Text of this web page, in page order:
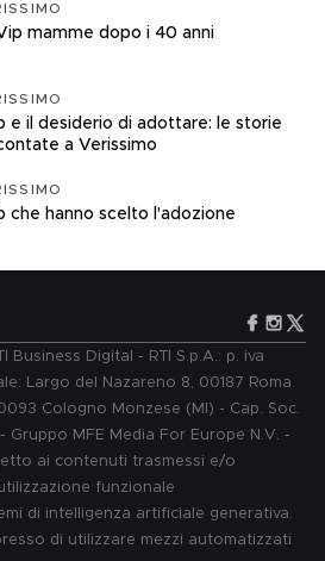
mamme dopo i 40 anni
e il desiderio di adottare: le storie
a Verissimo
che hanno scelto l'adozione
Business Digital - RTI S.p.A.: p. iva
Largo del Nazareno 8, 00187 Roma.
Cologno Monzese (MI) - Cap. Soc.
MFE Media For Europe N.V. -
ai contenuti trasmessi e/o
funzionale
di intelligenza artificiale generativa.
di utilizzare mezzi automatizzati